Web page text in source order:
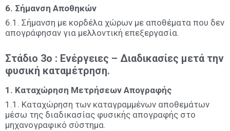
6. Σήμανση Αποθηκών
6.1. Σήμανση με κορδέλα χώρων με αποθέματα που δεν
απογράφησαν για μελλοντική επεξεργασία.
Στάδιο 3ο : Ενέργειες – Διαδικασίες μετά την
φυσική καταμέτρηση.
1. Καταχώρηση Μετρήσεων Απογραφής
1.1. Καταχώρηση των καταγραμμένων αποθεμάτων
μέσω της διαδικασίας φυσικής απογραφής στο
μηχανογραφικό σύστημα.